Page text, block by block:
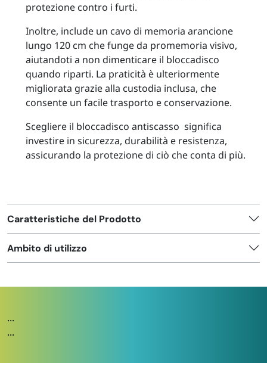
protezione contro i furti.
Inoltre, include un cavo di memoria arancione
lungo 120 cm che funge da promemoria visivo,
aiutandoti a non dimenticare il bloccadisco
quando riparti. La praticità è ulteriormente
migliorata grazie alla custodia inclusa, che
consente un facile trasporto e conservazione.
Scegliere il bloccadisco antiscasso significa
investire in sicurezza, durabilità e resistenza,
assicurando la protezione di ciò che conta di più.
Caratteristiche del Prodotto
Ambito di utilizzo
...
...